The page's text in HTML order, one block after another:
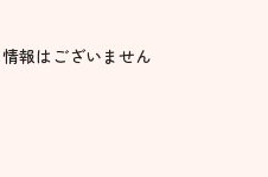
報はございません